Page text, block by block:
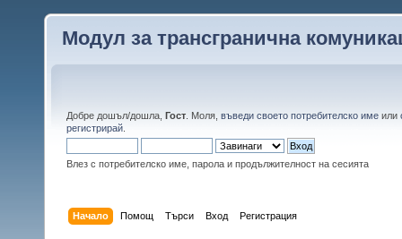
Модул за трансгранична
Добре дошъл/дошла, Гост . Моля, въведи своето потребителско име или
регистрирай
Влез с потребителско име, парола и продължителност на сесията
Начало Помощ Търси Вход Регистрация